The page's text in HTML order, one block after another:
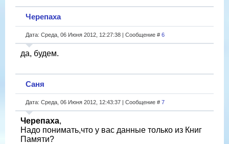
Черепаха
Дата: Среда, 06 Июня 2012, 12:27:38 | Сообщение # 6
да, будем.
Саня
Дата: Среда, 06 Июня 2012, 12:43:37 | Сообщение # 7
Черепаха,
Надо понимать,что у вас данные только из Книг
Памяти?